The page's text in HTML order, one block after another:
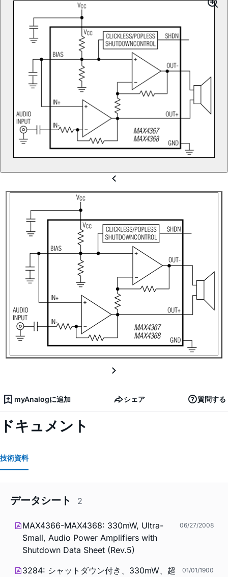
myAnalogに追加 シェア 質問する
ドキュメント
技術資料
データシート 2
MAX4366-MAX4368: 330mW, Ultra-
Small, Audio Power Amplifiers with
Shutdown Data Sheet (Rev.5)
06/27/2008
3284: シャットダウン付き、330mW、超
01/01/1900